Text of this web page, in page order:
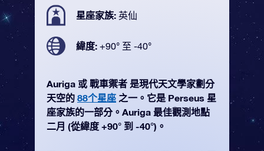
星座家族: 英仙
緯度: +90° 至 -40°
Auriga 或 戰車禦者 是現代天文學家劃分
天空的 88个星座 之一。它是 Perseus 星
座家族的一部分。Auriga 最佳觀測地點
二月 (從緯度 +90° 到 -40°)。